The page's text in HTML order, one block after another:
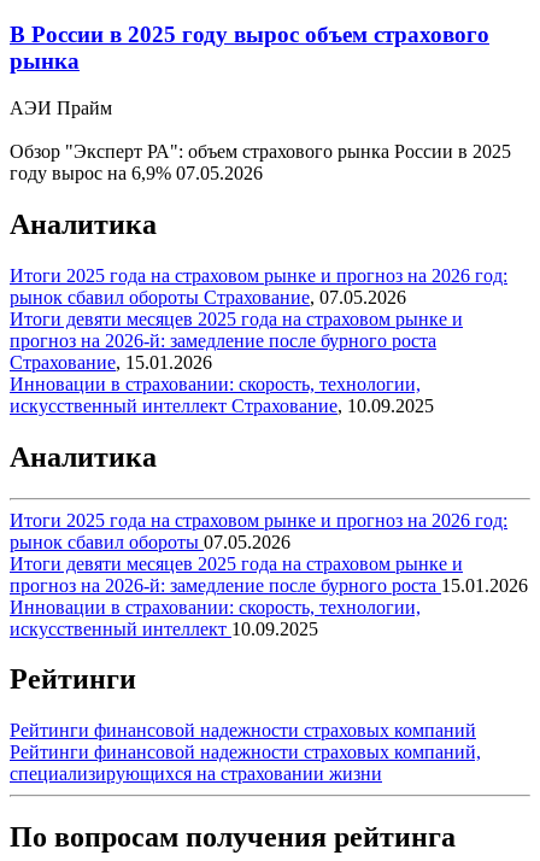
В России в 2025 году вырос объем страхового
рынка
АЭИ Прайм
Обзор "Эксперт РА": объем страхового рынка России в 2025
году вырос на 6,9% 07.05.2026
Аналитика
Итоги 2025 года на страховом рынке и прогноз на 2026 год:
рынок сбавил обороты Страхование, 07.05.2026
Итоги девяти месяцев 2025 года на страховом рынке и
прогноз на 2026-й: замедление после бурного роста
Страхование, 15.01.2026
Инновации в страховании: скорость, технологии,
искусственный интеллект Страхование, 10.09.2025
Аналитика
Итоги 2025 года на страховом рынке и прогноз на 2026 год:
рынок сбавил обороты 07.05.2026
Итоги девяти месяцев 2025 года на страховом рынке и
прогноз на 2026-й: замедление после бурного роста 15.01.2026
Инновации в страховании: скорость, технологии,
искусственный интеллект 10.09.2025
Рейтинги
Рейтинги финансовой надежности страховых компаний
Рейтинги финансовой надежности страховых компаний,
специализирующихся на страховании жизни
По вопросам получения рейтинга